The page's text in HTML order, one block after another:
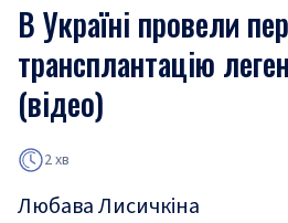
В Україні провели
трансплантацію
(відео)
2 хв
Любава Лисичкіна